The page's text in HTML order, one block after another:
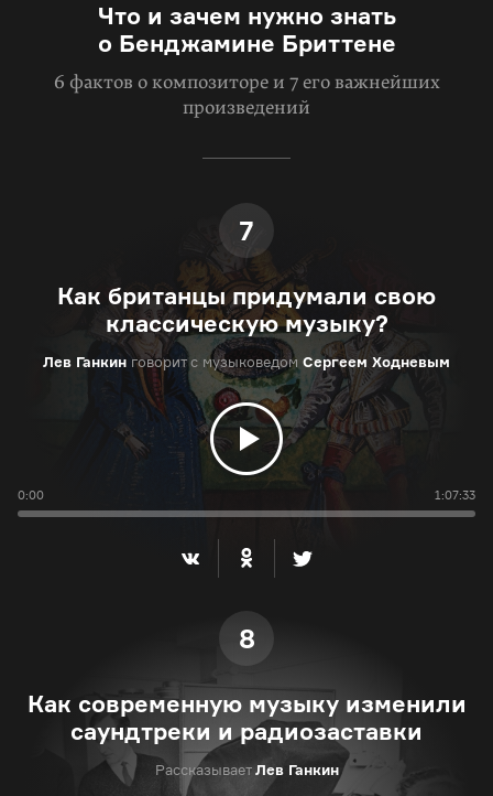
Что и зачем нужно знать
о Бенджамине Бриттене
6 фактов о композиторе и 7 его важнейших
произведений
7
Как британцы придумали свою
классическую музыку?
Лев Ганкин говорит с музыковедом Сергеем Ходневым
0:00 1:07:33
8
Как современную музыку изменили
саундтреки и радиозаставки
РассказываетЛев Ганкин